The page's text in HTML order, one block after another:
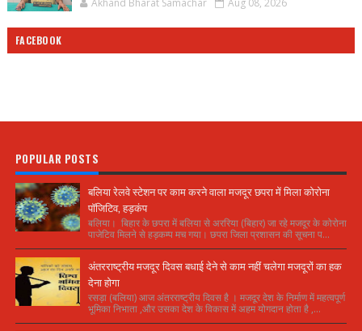
Akhand Bharat Samachar Aug 08, 2026
FACEBOOK
POPULAR POSTS
बलिया रेलवे स्टेशन पर काम करने वाला मजदूर छपरा में मिला कोरोना
पॉजिटिव, हड़कंप
बलिया। बिहार के छपरा में बलिया से अररिया (बिहार) जा रहे मजदूर के कोरोना
पाजेटिव मिलने से हड़कम्प मच गया। छपरा जिला प्रशासन की सूचना प...
अंतरराष्ट्रीय मजदूर दिवस बधाई देने से काम नहीं चलेगा मजदूरों का हक
देना होगा
रसड़ा (बलिया) आज अंतरराष्ट्रीय दिवस है । मजदूर देश के निर्माण में महत्वपूर्ण
भूमिका निभाता ,और उसका देश के विकास में अहम योगदान होता है ,...